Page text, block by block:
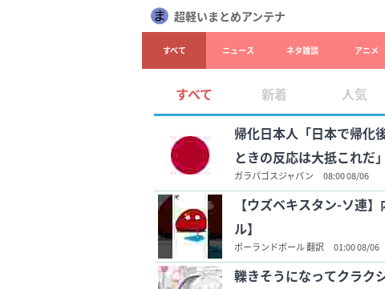
超軽いまとめアンテナ
すべて ニュース ネタ雑談 アニメ
すべて 新着 人気
帰化日本人「日本で帰化
ときの反応は大抵これだ」
ガラパゴスジャパン 08:00 08/06
【ウズベキスタン-ソ連
ル】
ポーランドボール 翻訳 01:00 08/06
轢きそうになってクラク